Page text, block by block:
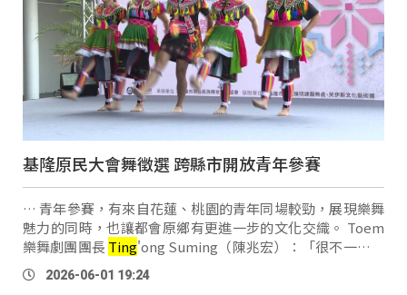
基隆原民大會舞徵選 跨縣市開放青年參賽
… 青年參賽，有來自花蓮、桃園的青年同場較勁，展現樂舞
魅力的同時，也讓都會原鄉有更進一步的文化交織。 Toem
樂舞劇團團長 Ting'ong Suming（陳兆宏）：「很不一樣。
應該說（比賽）模式雖然一樣，但是可能是因為地區上的差
異，因為花蓮算是原鄉，表現的東西會比較 …
2026-06-01 19:24